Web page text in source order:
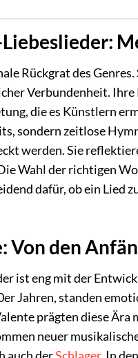
Rückgrat des
Verbundenheit.
die es Künstlern
sondern zeitlose
werden. Sie
Wahl der richtigen
dafür, ob ein Lied
Von den
ist eng mit der
Jahren, standen
prägten diese
neuer